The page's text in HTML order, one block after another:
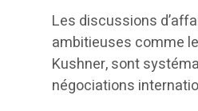
Les discussions
ambitieuses comme
Kushner, sont
négociations